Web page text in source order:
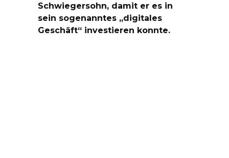
Schwiegersohn, damit er es in
sein sogenanntes „digitales
Geschäft“ investieren konnte.